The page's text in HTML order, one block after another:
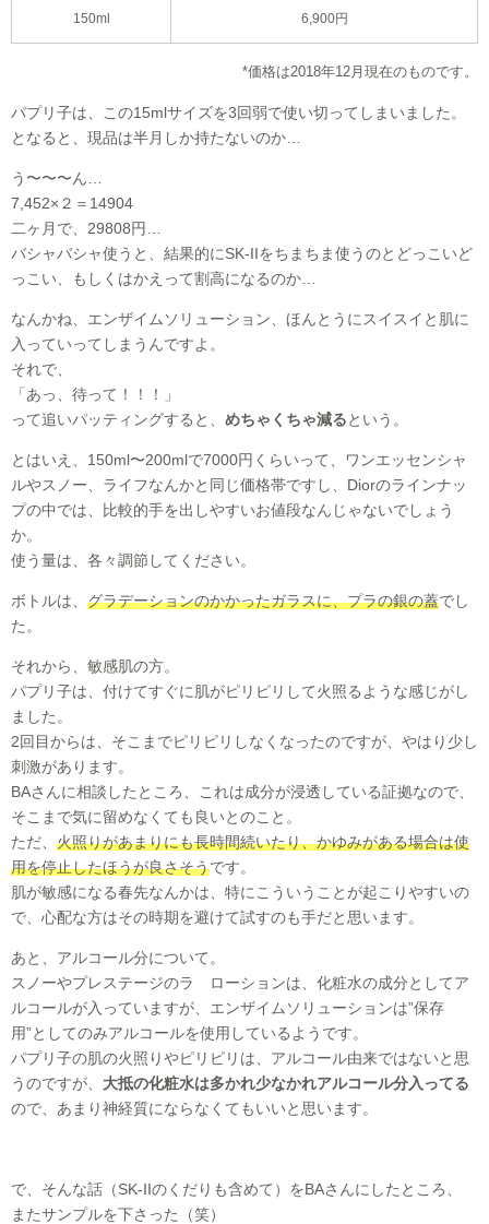
150ml 6,900円
*価格は2018年12月現在のものです。
パプリ子は、この15mlサイズを3回弱で使い切ってしまいました。
となると、現品は半月しか持たないのか…
う〜〜〜ん…
7,452×２＝14904
二ヶ月で、29808円…
バシャバシャ使うと、結果的にSK-IIをちまちま使うのとどっこいど
っこい、もしくはかえって割高になるのか…
なんかね、エンザイムソリューション、ほんとうにスイスイと肌に
入っていってしまうんですよ。
それで、
「あっ、待って！！！」
って追いパッティングすると、 めちゃくちゃ減るという。
とはいえ、150ml〜200mlで7000円くらいって、ワンエッセンシャ
ルやスノー、ライフなんかと同じ価格帯ですし、Diorのラインナッ
プの中では、比較的手を出しやすいお値段なんじゃないでしょう
か。
使う量は、各々調節してください。
ボトルは、 グラデーションのかかったガラスに、プラの銀の蓋でし
た。
それから、敏感肌の方。
パプリ子は、付けてすぐに肌がピリピリして火照るような感じがし
ました。
2回目からは、そこまでピリピリしなくなったのですが、やはり少し
刺激があります。
BAさんに相談したところ、これは成分が浸透している証拠なので、
そこまで気に留めなくても良いとのこと。
ただ、 火照りがあまりにも長時間続いたり、かゆみがある場合は使
用を停止したほうが良さそうです。
肌が敏感になる春先なんかは、特にこういうことが起こりやすいの
で、心配な方はその時期を避けて試すのも手だと思います。
あと、アルコール分について。
スノーやプレステージのラ ローションは、化粧水の成分としてア
ルコールが入っていますが、エンザイムソリューションは”保存
用”としてのみアルコールを使用しているようです。
パプリ子の肌の火照りやピリピリは、アルコール由来ではないと思
うのですが、 大抵の化粧水は多かれ少なかれアルコール分入ってる
ので、あまり神経質にならなくてもいいと思います。
で、そんな話（SK-IIのくだりも含めて）をBAさんにしたところ、
またサンプルを下さった（笑）